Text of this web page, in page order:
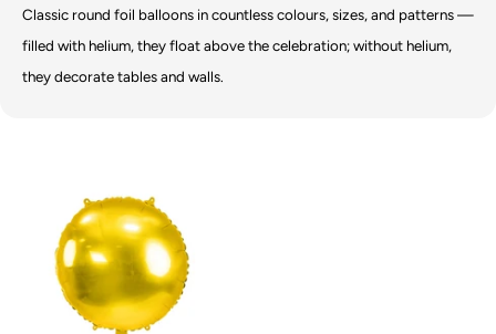
Classic round foil balloons in countless colours, sizes, and patterns —
filled with helium, they float above the celebration; without helium,
they decorate tables and walls.